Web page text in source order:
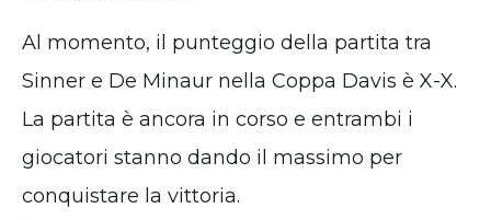
Al momento, il punteggio della partita tra
Sinner e De Minaur nella Coppa Davis è X-X.
La partita è ancora in corso e entrambi i
giocatori stanno dando il massimo per
conquistare la vittoria.